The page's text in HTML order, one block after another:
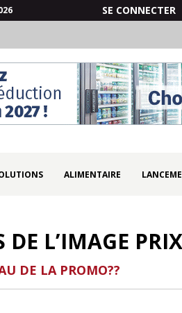
SE CONNECTER
ALIMENTAIRE
L’IMAGE PRIX
DE LA PROMO??